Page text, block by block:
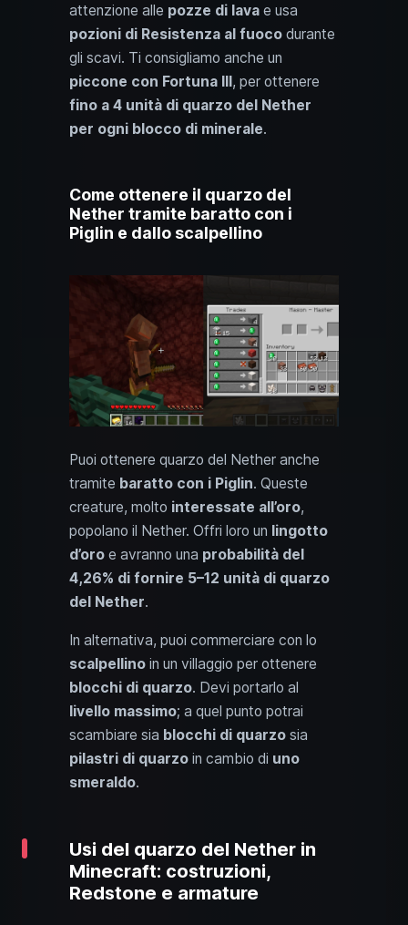
attenzione alle pozze di lava e usa
pozioni di Resistenza al fuoco durante
gli scavi. Ti consigliamo anche un
piccone con Fortuna III, per ottenere
fino a 4 unità di quarzo del Nether
per ogni blocco di minerale.
Come ottenere il quarzo del
Nether tramite baratto con i
Piglin e dallo scalpellino
Puoi ottenere quarzo del Nether anche
tramite baratto con i Piglin. Queste
creature, molto interessate all’oro,
popolano il Nether. Offri loro un lingotto
d’oro e avranno una probabilità del
4,26% di fornire 5–12 unità di quarzo
del Nether.
In alternativa, puoi commerciare con lo
scalpellino in un villaggio per ottenere
blocchi di quarzo. Devi portarlo al
livello massimo; a quel punto potrai
scambiare sia blocchi di quarzo sia
pilastri di quarzo in cambio di uno
smeraldo.
Usi del quarzo del Nether in
Minecraft: costruzioni,
Redstone e armature